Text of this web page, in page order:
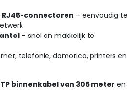
connectoren – eenvoudig te
– snel en makkelijk te
telefonie, domotica, printers en
binnenkabel van 305 meter en